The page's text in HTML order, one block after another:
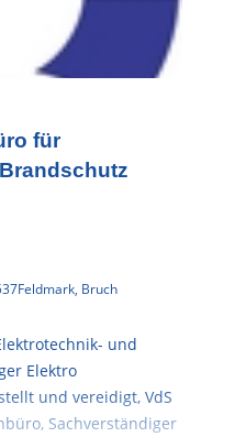
für
Feldmark, Bruch
und
Elektro
und vereidigt, VdS
Sachverständiger